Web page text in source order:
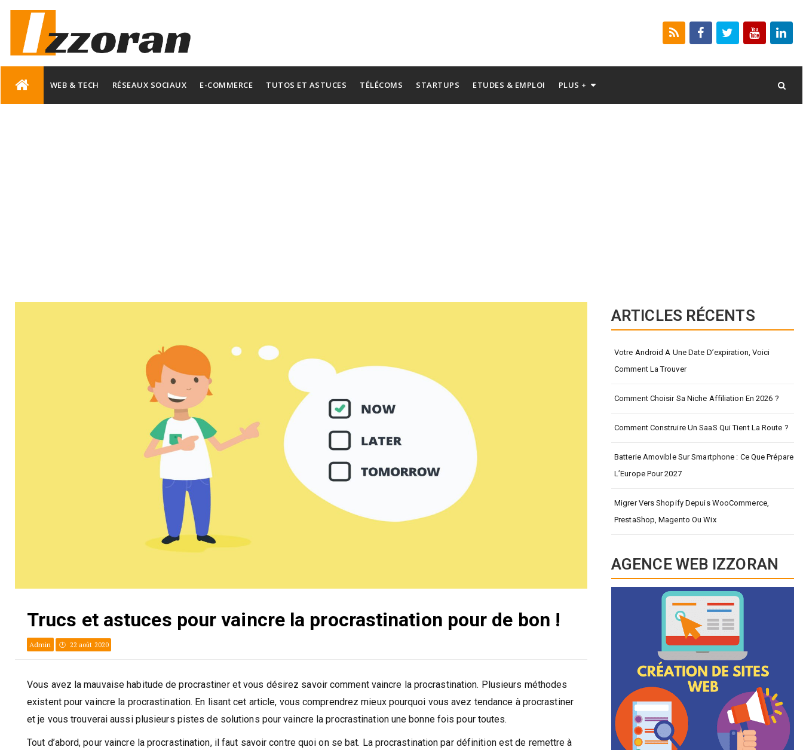
WEB & TECH RÉSEAUX SOCIAUX E-COMMERCE TUTOS ET ASTUCES TÉLÉCOMS STARTUPS ETUDES & EMPLOI PLUS +
Trucs et astuces pour vaincre la procrastination pour de bon !
Admin 22 août 2020
Vous avez la mauvaise habitude de procrastiner et vous désirez savoir comment vaincre la procrastination. Plusieurs méthodes
existent pour vaincre la procrastination. En lisant cet article, vous comprendrez mieux pourquoi vous avez tendance à procrastiner
et je vous trouverai aussi plusieurs pistes de solutions pour vaincre la procrastination une bonne fois pour toutes.
Tout d’abord, pour vaincre la procrastination, il faut savoir contre quoi on se bat. La procrastination par définition est de remettre à
ARTICLES RÉCENTS
Votre Android A Une Date D’expiration, Voici
Comment La Trouver
Comment Choisir Sa Niche Affiliation En 2026 ?
Comment Construire Un SaaS Qui Tient La Route ?
Batterie Amovible Sur Smartphone : Ce Que Prépare
L’Europe Pour 2027
Migrer Vers Shopify Depuis WooCommerce,
PrestaShop, Magento Ou Wix
AGENCE WEB IZZORAN